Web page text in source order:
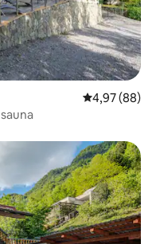
Évaluation
4,97 (88)
appréciés